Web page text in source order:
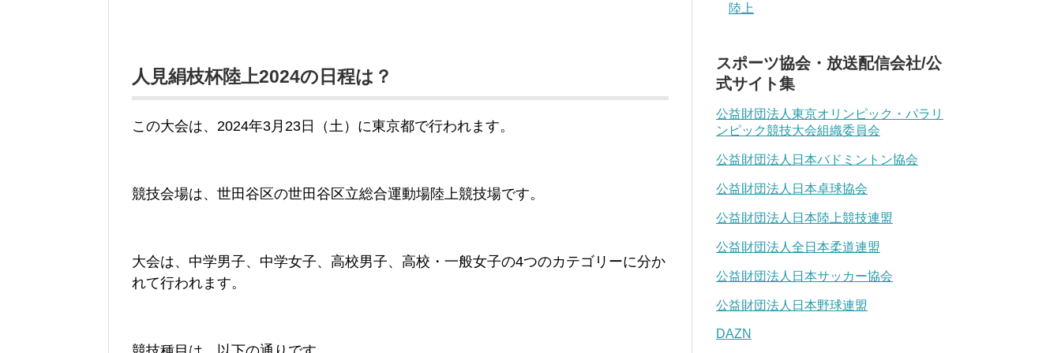
人見絹枝杯陸上2024の日程は？
この大会は、2024年3月23日（土）に東京都で行われます。
競技会場は、世田谷区の世田谷区立総合運動場陸上競技場です。
大会は、中学男子、中学女子、高校男子、高校・一般女子の4つのカテゴリーに分か
れて行われます。
陸上
スポーツ協会・放送配信会社/公
式サイト集
公益財団法人東京オリンピック・パラリ
ンピック競技大会組織委員会
公益財団法人日本バドミントン協会
公益財団法人日本卓球協会
公益財団法人日本陸上競技連盟
公益財団法人全日本柔道連盟
公益財団法人日本サッカー協会
公益財団法人日本野球連盟
DAZN